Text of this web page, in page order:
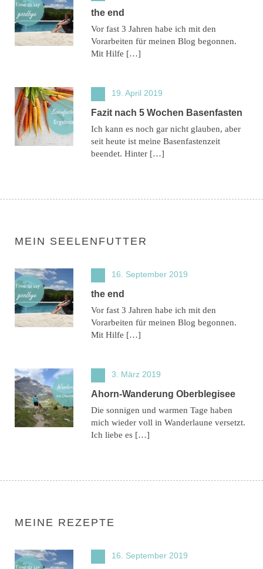
the end
Vor fast 3 Jahren habe ich mit den
Vorarbeiten für meinen Blog begonnen.
Mit Hilfe […]
19. April 2019
Fazit nach 5 Wochen Basenfasten
Ich kann es noch gar nicht glauben, aber
seit heute ist meine Basenfastenzeit
beendet. Hinter […]
MEIN SEELENFUTTER
16. September 2019
the end
Vor fast 3 Jahren habe ich mit den
Vorarbeiten für meinen Blog begonnen.
Mit Hilfe […]
3. März 2019
Ahorn-Wanderung Oberblegisee
Die sonnigen und warmen Tage haben
mich wieder voll in Wanderlaune versetzt.
Ich liebe es […]
MEINE REZEPTE
16. September 2019